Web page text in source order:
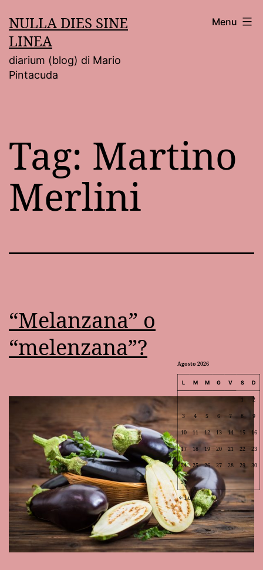
al
contenuto
NULLA DIES SINE
LINEA
diarium (blog) di Mario
Pintacuda
Menu
Tag: Martino
Merlini
“Melanzana” o
“melenzana”?
Agosto 2026
L M M G V S D
1 2
3 4 5 6 7 8 9
10 11 12 13 14 15 16
17 18 19 20 21 22 23
24 25 26 27 28 29 30
31
Lug